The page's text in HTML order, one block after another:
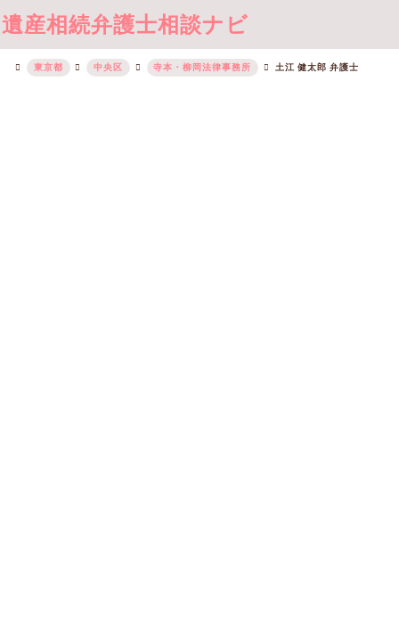
遺産相続弁護士相談ナビ
東京都 中央区 寺本・柳岡法律事務所 土江 健太郎 弁護士